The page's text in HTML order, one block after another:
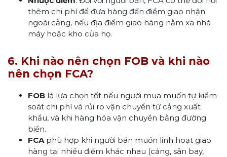
thêm chi phí để đưa hàng đến điểm giao nhận
ngoài cảng, nếu địa điểm giao hàng nằm xa nhà
máy hoặc kho của họ.
6. Khi nào nên chọn FOB và khi nào
nên chọn FCA?
FOB là lựa chọn tốt nếu người mua muốn tự kiểm
soát chi phí và rủi ro vận chuyển từ cảng xuất
khẩu, và khi hàng hóa vận chuyển bằng đường
biển.
FCA phù hợp khi người bán muốn linh hoạt giao
hàng tại nhiều điểm khác nhau (cảng, sân bay,